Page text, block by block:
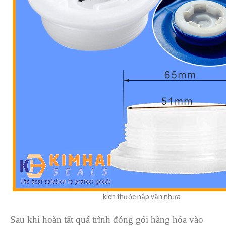
kích thước nắp vặn nhựa
Sau khi hoàn tất quá trình đóng gói hàng hóa vào